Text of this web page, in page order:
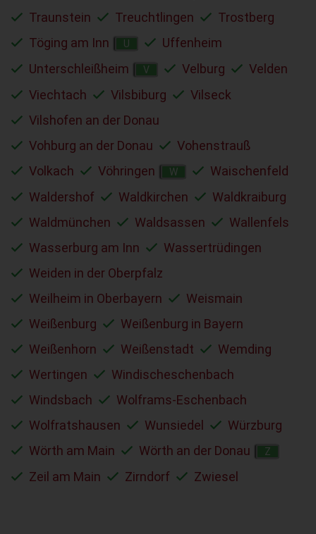
Traunstein
Treuchtlingen
Trostberg
Töging am Inn
U
Uffenheim
Unterschleißheim
V Velburg
Velden
Viechtach
Vilsbiburg
Vilseck
Vilshofen an der Donau
Vohburg an der Donau
Vohenstrauß
Volkach
Vöhringen W
Waischenfeld
Waldershof
Waldkirchen
Waldkraiburg
Waldmünchen
Waldsassen
Wallenfels
Wasserburg am Inn
Wassertrüdingen
Weiden in der Oberpfalz
Weilheim in Oberbayern
Weismain
Weißenburg
Weißenburg in Bayern
Weißenhorn
Weißenstadt
Wemding
Wertingen
Windischeschenbach
Windsbach
Wolframs-Eschenbach
Wolfratshausen
Wunsiedel
Würzburg
Wörth am Main
Wörth an der Donau Z
Zeil am Main Zirndorf Zwiesel